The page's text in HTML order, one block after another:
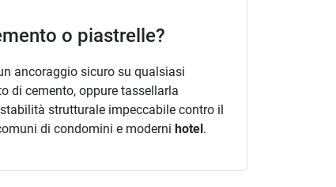
o piastrelle?
ancoraggio sicuro su qualsiasi
di cemento, oppure tassellarla
strutturale impeccabile contro il
di condomini e moderni hotel .